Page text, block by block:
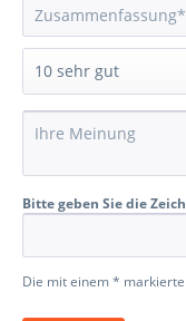
Bitte geben Sie die
Die mit einem *